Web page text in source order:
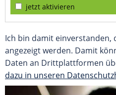
jetzt aktivieren
Ich bin damit einverstanden,
angezeigt werden. Damit
Daten an Drittplattformen
dazu in unseren